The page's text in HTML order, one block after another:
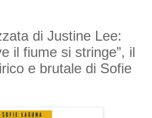
di Justine Lee:
il fiume si stringe”, il
e brutale di Sofie